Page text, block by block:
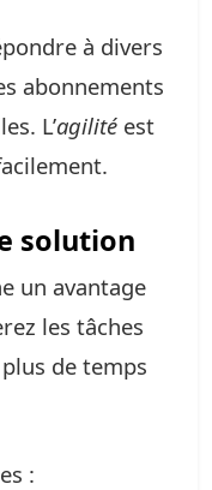
à divers
abonnements
L’agilité est
solution
un avantage
les tâches
de temps
: